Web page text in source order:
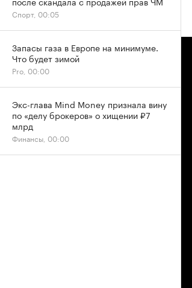
Спорт, 00:05
Запасы газа в Европе на минимуме.
Что будет зимой
Pro, 00:00
Экс-глава Mind Money признала вину
по «делу брокеров» о хищении ₽7
млрд
Финансы, 00:00